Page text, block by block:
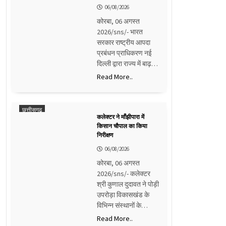
06/08/2026
कोरबा, 06 अगस्त
2026/sns/- भारत
सरकार राष्ट्रीय आपदा
प्रबंधन प्राधिकरण नई
दिल्ली द्वारा राज्य में बाढ़…
Read More..
छत्तीसगढ़
कलेक्टर ने माँझीपारा में
किसान चौपाल का किया
निरीक्षण
06/08/2026
कोरबा, 06 अगस्त
2026/sns/- कलेक्टर
श्री कुणाल दुदावत ने पोड़ी
उपरोड़ा विकासखंड के
विभिन्न संस्थानों के…
Read More..